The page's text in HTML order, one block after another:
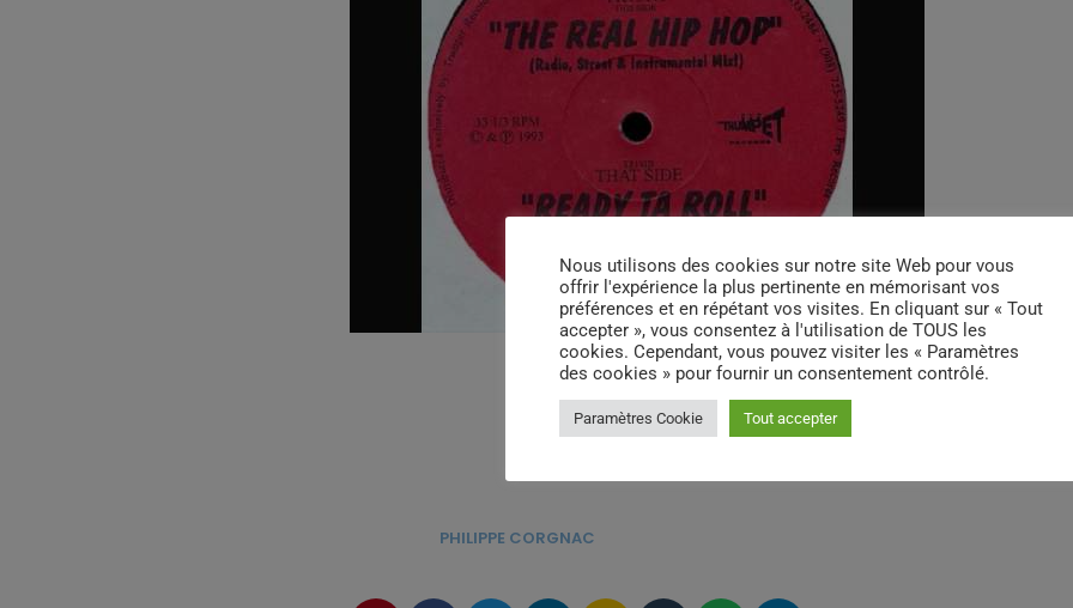
PHILIPPE CORGNAC
Nous utilisons des cookies sur notre site Web pour vous
offrir l'expérience la plus pertinente en mémorisant vos
préférences et en répétant vos visites. En cliquant sur « Tout
accepter », vous consentez à l'utilisation de TOUS les
cookies. Cependant, vous pouvez visiter les « Paramètres
des cookies » pour fournir un consentement contrôlé.
Paramètres Cookie Tout accepter